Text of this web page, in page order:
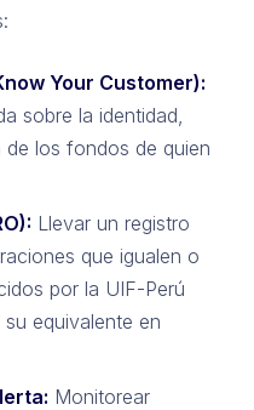
Your Customer):
sobre la identidad,
los fondos de quien
Llevar un registro
que igualen o
por la UIF-Perú
equivalente en
Monitorear